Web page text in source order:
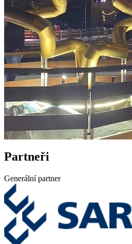
Provoz Vánočního
UKONČEN! Děkujeme
budeme se na vás opět
2026.
Partneři
Generální partner